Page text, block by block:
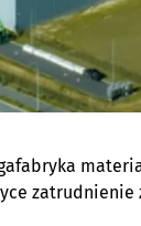
zatrudnienie